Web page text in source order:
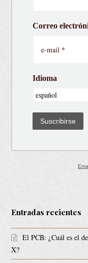
Correo
Idioma
Suscribirse
Entradas recientes
El PCB: ¿Cuál es el
X?